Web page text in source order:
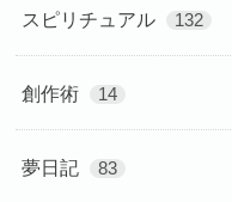
スピリチュアル 132
創作術 14
夢日記 83